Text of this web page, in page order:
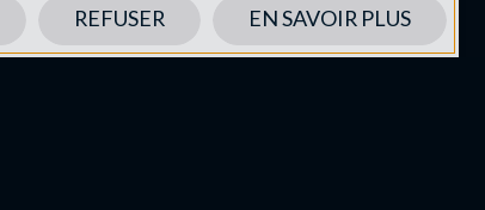
REFUSER EN SAVOIR PLUS